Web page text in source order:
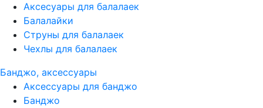
Аксесуары для балалаек
Балалайки
Струны для балалаек
Чехлы для балалаек
Банджо, аксессуары
Аксессуары для банджо
Банджо